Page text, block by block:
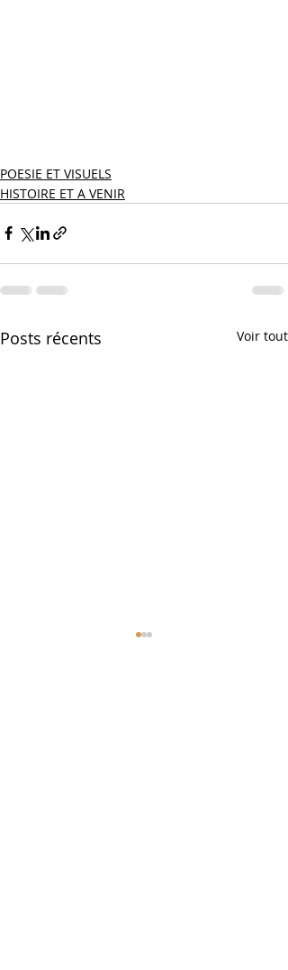
POESIE ET VISUELS
HISTOIRE ET A VENIR
Posts récents Voir tout